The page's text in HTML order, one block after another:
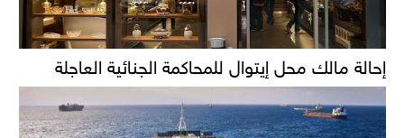
إحالة مالك محل إيتوال للمحاكمة الجنائية العاجلة